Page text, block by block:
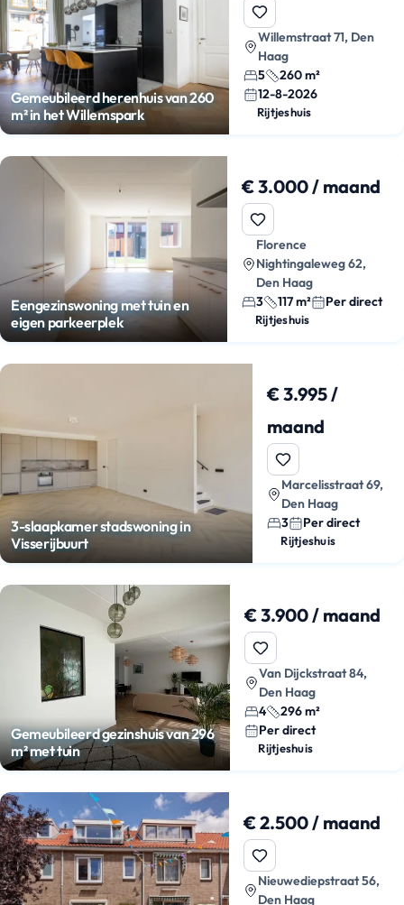
Gemeubileerd herenhuis van 260
m² in het Willemspark
Willemstraat 71, Den
Haag
5
260 m²
12-8-2026
Rijtjeshuis
Eengezinswoning met tuin en
eigen parkeerplek
€ 3.000 / maand
Florence
Nightingaleweg 62,
Den Haag
3
117 m² Per direct
Rijtjeshuis
3-slaapkamer stadswoning in
Visserijbuurt
€ 3.995 /
maand
Marcelisstraat 69,
Den Haag
3
Per direct
Rijtjeshuis
Gemeubileerd gezinshuis van 296
m² met tuin
€ 3.900 / maand
Van Dijckstraat 84,
Den Haag
4
296 m²
Per direct
Rijtjeshuis
€ 2.500 / maand
Nieuwediepstraat 56,
Den Haag